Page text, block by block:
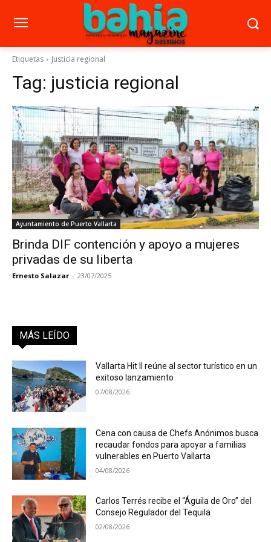
Etiquetas Justicia regional
Tag: justicia regional
Ayuntamiento de Puerto Vallarta
Brinda DIF contención y apoyo a mujeres
privadas de su liberta
Ernesto Salazar - 23/07/2025
MÁS LEÍDO
Vallarta Hit II reúne al sector turístico en un
exitoso lanzamiento
07/08/2026
Cena con causa de Chefs Anónimos busca
recaudar fondos para apoyar a familias
vulnerables en Puerto Vallarta
04/08/2026
Carlos Terrés recibe el “Águila de Oro” del
Consejo Regulador del Tequila
02/08/2026